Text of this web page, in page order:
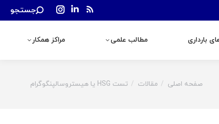
Rss
Linkedin
opens
window
Instagram
opens
window
Search:
جستجو
بارداری مطالب علمی مراکز همکار
You are here:
صفحه اصلی مقالات تست HSG یا هیستروسالپنگوگرام
مراکز همکار